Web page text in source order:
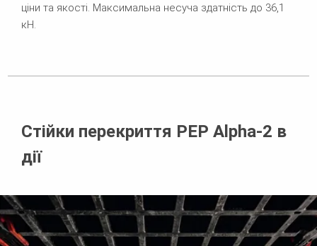
ціни та якості. Максимальна несуча здатність до 36,1
кН.
Стійки перекриття PEP Alpha-2 в
дії